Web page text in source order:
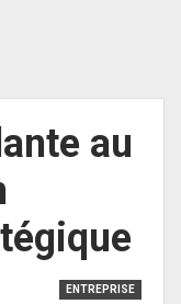
au
ENTREPRISE